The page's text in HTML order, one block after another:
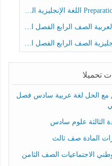
الصف الرابع الفصل الثالث
الصف الرابع الفصل الثالث
تحميلا
مع الحل لغة عربية سادس فصل
الثالثة علوم سادس
المادة صف ثالث
الاجتماعيات الصف الثامن